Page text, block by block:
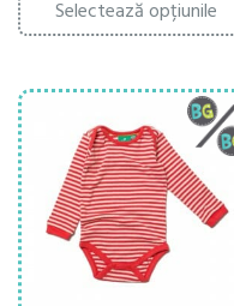
Selectează opțiunile